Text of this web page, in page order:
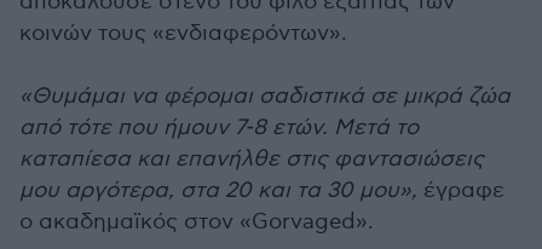
κοινών τους «ενδιαφερόντων».
«Θυμάμαι να φέρομαι σαδιστικά σε μικρά ζώα
από τότε που ήμουν 7-8 ετών. Μετά το
καταπίεσα και επανήλθε στις φαντασιώσεις
μου αργότερα, στα 20 και τα 30 μου», έγραφε
ο ακαδημαϊκός στον «Gorvaged».